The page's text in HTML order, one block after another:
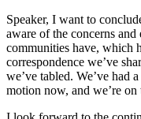
Speaker, I want to
aware of the concerns and
communities have, which
correspondence we’ve
we’ve tabled. We’ve had
motion now, and we’re